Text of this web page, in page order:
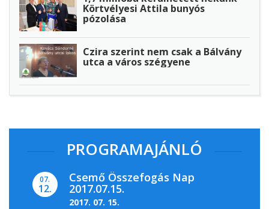
Körtvélyesi Attila bunyós
pózolása
Czira szerint nem csak a Bálvány
utca a város szégyene
PROGRAMAJÁNLÓ
07.
12.
Csemő Összefogás Nap
2017.07.15.
2017. 07. 15.